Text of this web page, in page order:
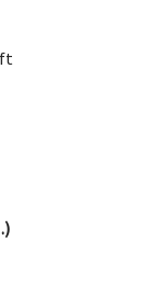
8,17 € through